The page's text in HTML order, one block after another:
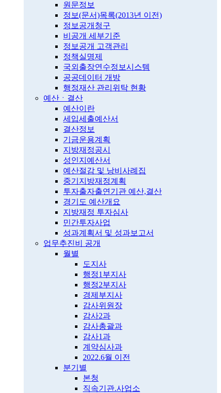
원문정보
정보(문서)목록(2013년 이전)
정보공개청구
비공개 세부기준
정보공개 고객관리
정책실명제
국외출장연수정보시스템
공공데이터 개방
행정재산 관리위탁 현황
예산ㆍ결산
예산이란
세입세출예산서
결산정보
기금운용계획
지방재정공시
성인지예산서
예산절감 및 낭비사례집
중기지방재정계획
투자출자출연기관 예산,결산
경기도 예산개요
지방재정 투자심사
민간투자사업
성과계획서 및 성과보고서
업무추진비 공개
월별
도지사
행정1부지사
행정2부지사
경제부지사
감사위원장
감사2과
감사총괄과
감사1과
계약심사과
2022.6월 이전
분기별
본청
직속기관.사업소